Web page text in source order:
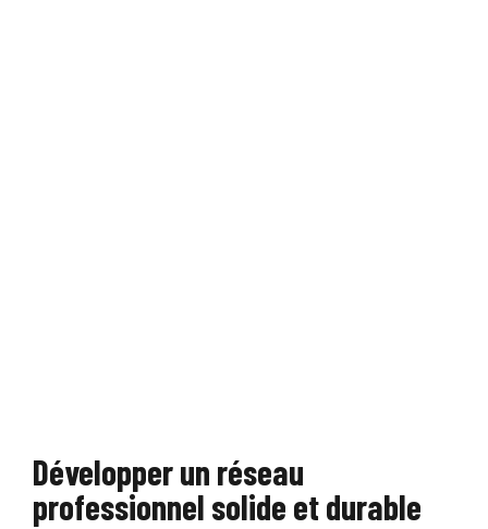
Développer un réseau
professionnel solide et durable